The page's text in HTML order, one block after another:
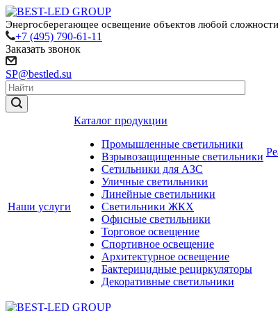
Энергосберегающее освещение объектов любой сложности
+7 (495) 790-61-11
Заказать звонок
SP@bestled.su
Наши услуги
Каталог продукции
Промышленные светильники
Взрывозащищенные светильники
Сетильники для АЗС
Уличные светильники
Линейные светильники
Светильники ЖКХ
Офисные светильники
Торговое освещение
Спортивное освещение
Архитектурное освещение
Бактерицидные рециркуляторы
Декоративные светильники